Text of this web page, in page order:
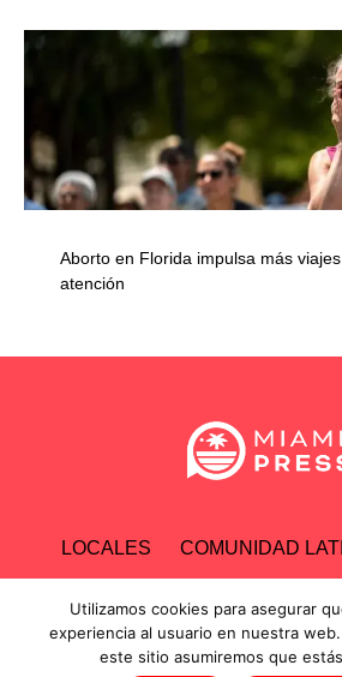
Aborto en Florida impulsa más
atención
LOCALES COMUNIDAD
ESPECTÁCULOS
Utilizamos cookies para asegurar
experiencia al usuario en nuestra
este sitio asumiremos que